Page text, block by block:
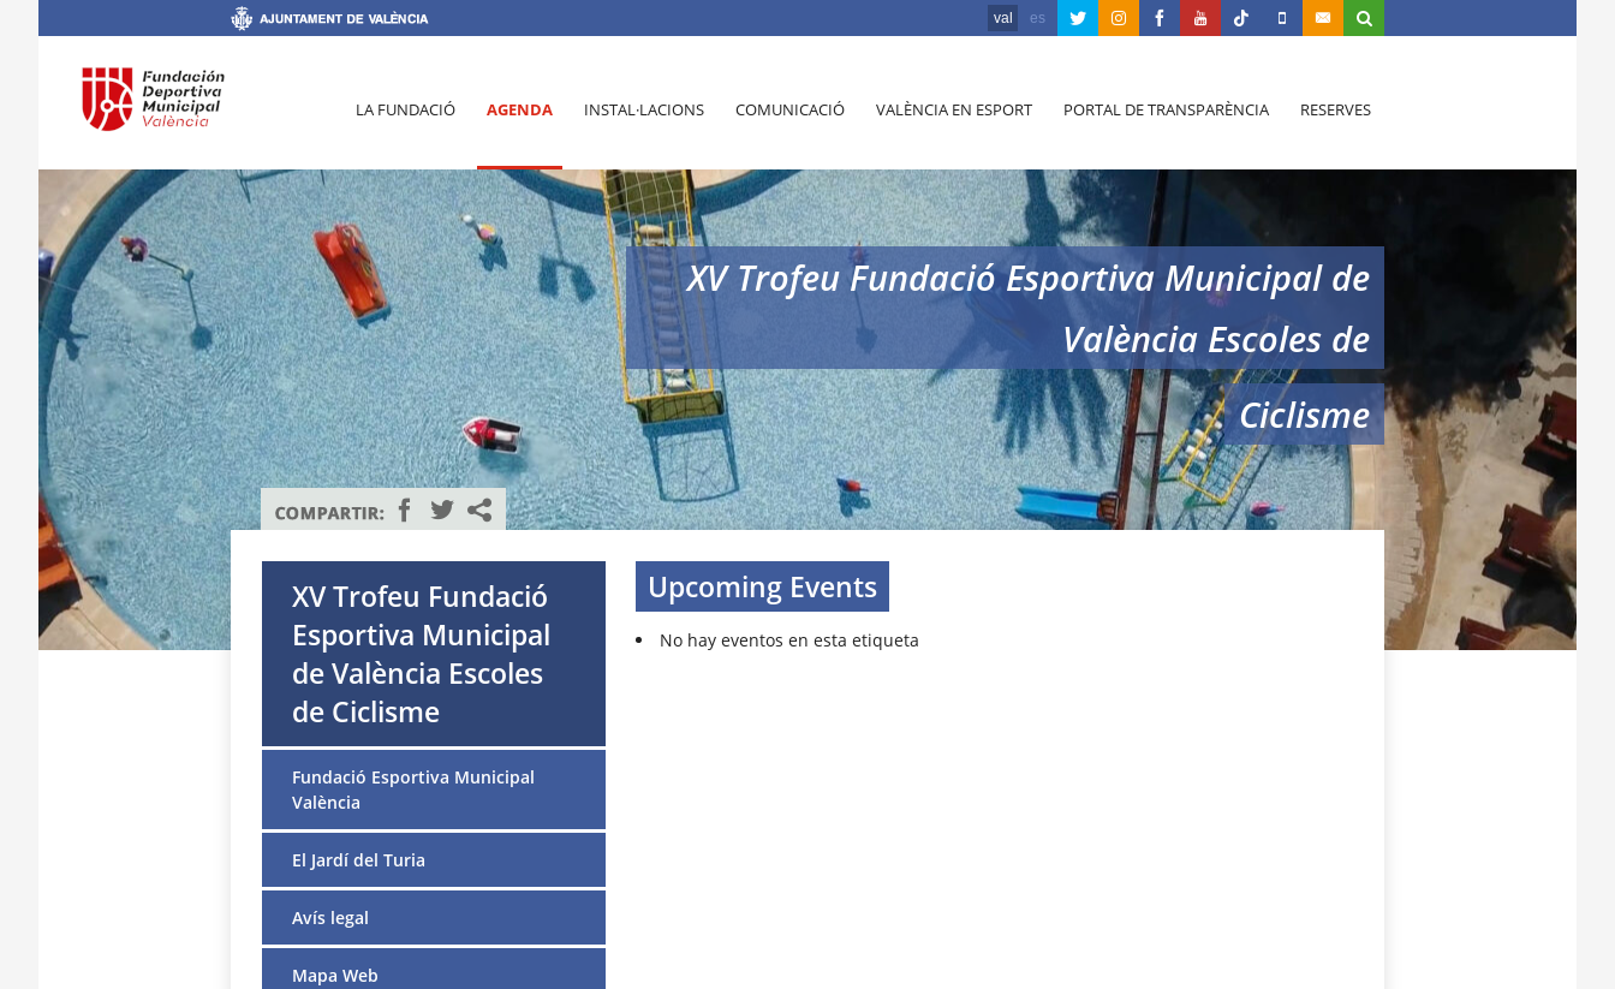
val es
LA FUNDACIÓ AGENDA INSTAL·LACIONS COMUNICACIÓ VALÈNCIA EN ESPORT PORTAL DE TRANSPARÈNCIA RESERVES
XV Trofeu Fundació Esportiva Municipal de
València Escoles de
Ciclisme
Upcoming Events
No hay eventos en esta etiqueta
XV Trofeu Fundació
Esportiva Municipal
de València Escoles
de Ciclisme
Fundació Esportiva Municipal
València
El Jardí del Turia
Avís legal
Mapa Web